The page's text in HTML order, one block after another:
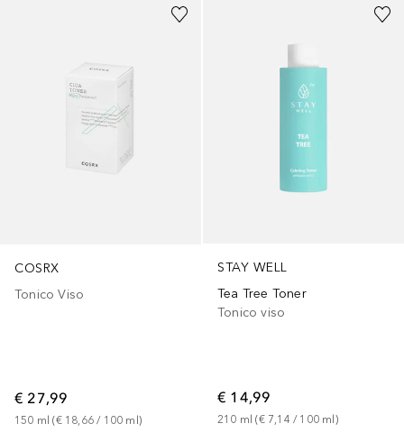
COSRX
Tonico Viso
€ 27,99
150 ml (€ 18,66 / 100 ml )
STAY WELL
Tea Tree Toner
Tonico viso
€ 14,99
210 ml (€ 7,14 / 100 ml )